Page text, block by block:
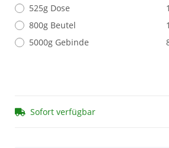
525g Dose
800g Beutel
5000g Gebinde
Sofort verfügbar